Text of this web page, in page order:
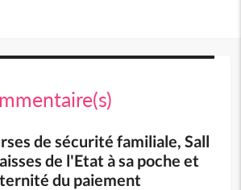
de sécurité familiale, Sall
de l'Etat à sa poche et
du paiement